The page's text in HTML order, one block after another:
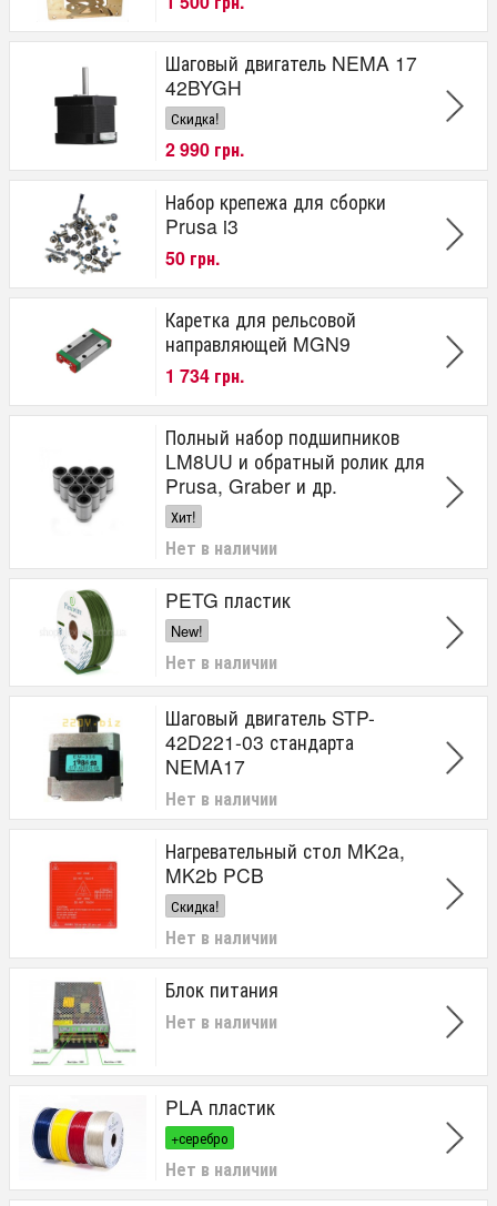
Шаговый двигатель NEMA 17
42BYGH
Скидка!
2 990 грн.
Набор крепежа для сборки
Prusa i3
50 грн.
Каретка для рельсовой
направляющей MGN9
1 734 грн.
Полный набор подшипников
LM8UU и обратный ролик для
Prusa, Graber и др.
Хит!
Нет в наличии
PETG пластик
New!
Нет в наличии
Шаговый двигатель STP-
42D221-03 стандарта
NEMA17
Нет в наличии
Нагревательный стол MK2a,
MK2b PCB
Скидка!
Нет в наличии
Блок питания
Нет в наличии
PLA пластик
+серебро
Нет в наличии